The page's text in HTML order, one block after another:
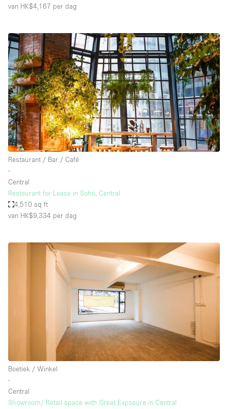
van HK$4,167 per dag
Restaurant / Bar / Café
∙
Central
Restaurant for Lease in Soho, Central
4,510 sq ft
van HK$9,334 per dag
Boetiek / Winkel
∙
Central
Showroom/ Retail space with Great Exposure in Central